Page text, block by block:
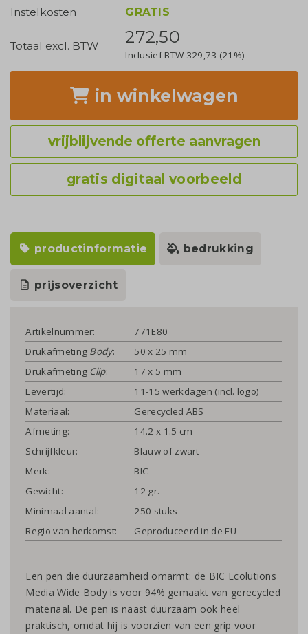
Instelkosten
GRATIS
Totaal excl. BTW 272,50
Inclusief BTW 329,73 (21%)
in winkelwagen
vrijblijvende offerte aanvragen
gratis digitaal voorbeeld
productinformatie bedrukking
prijsoverzicht
Artikelnummer:
771E80
Drukafmeting Body:
50 x 25 mm
Drukafmeting Clip:
17 x 5 mm
Levertijd:
11-15 werkdagen (incl. logo)
Materiaal:
Gerecycled ABS
Afmeting:
14.2 x 1.5 cm
Schrijfkleur:
Blauw of zwart
Merk:
BIC
Gewicht:
12 gr.
Minimaal aantal:
250 stuks
Regio van herkomst:
Geproduceerd in de EU
Een pen die duurzaamheid omarmt: de BIC Ecolutions
Media Wide Body is voor 94% gemaakt van gerecycled
materiaal. De pen is naast duurzaam ook heel
praktisch, omdat hij is voorzien van een grip voor